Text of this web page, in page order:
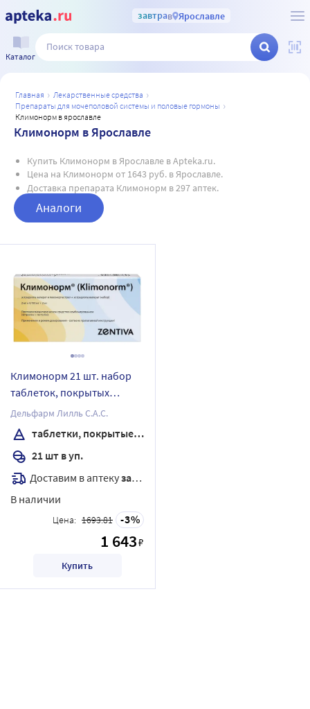
завтрав Ярославле
Каталог
главная
лекарственные средства
препараты для мочеполовой системы и половые гормоны
климонорм в ярославле
Климонорм в Ярославле
Купить Климонорм в Ярославле в Apteka.ru.
Цена на Климонорм от 1643 руб. в Ярославле.
Доставка препарата Климонорм в 297 аптек.
Аналоги
Климонорм 21 шт. набор
таблеток, покрытых
пленочной оболочкой
Дельфарм Лилль С.А.С.
таблетки, покрытые пленочной оболочкой
21 шт в уп.
Доставим в аптекузавтра
В наличии
Цена: 1693.81 3
1 643₽
Купить